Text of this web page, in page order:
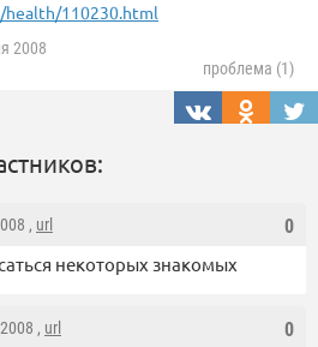
health/110230.html
2008
проблема (1)
0
, url
некоторых знакомых
0
, url